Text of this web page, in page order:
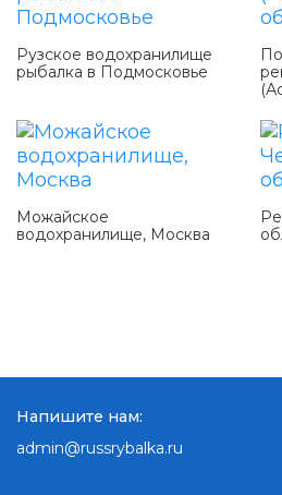
Рузское водохранилище
рыбалка в Подмосковье
Можайское
водохранилище, Москва
Напишите нам:
admin@russrybalka.ru